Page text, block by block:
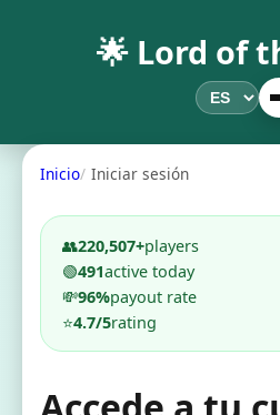
🌟 Lord of
Inicio Iniciar sesión
👥220,507+players
🟢491active today
💸96%payout rate
⭐4.7/5rating